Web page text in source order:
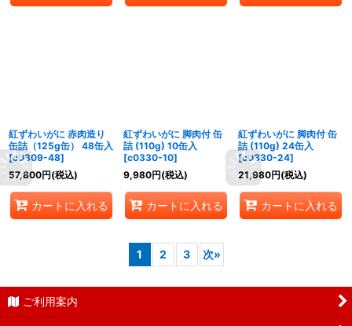
紅ずわいがに 赤肉造り
缶詰（125g缶） 48缶入
[c0309-48]
57,800円(税込)
カートに入れる
紅ずわいがに 脚肉付 缶
詰 (110g) 10缶入
[c0330-10]
9,980円(税込)
カートに入れる
紅ずわいがに 脚肉付 缶
詰 (110g) 24缶入
[c0330-24]
21,980円(税込)
カートに入れる
1 2 3 次»
ご利用案内